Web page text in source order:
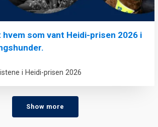
hvem som vant Heidi-prisen 2026 i
i Heidi-prisen 2026
Show more